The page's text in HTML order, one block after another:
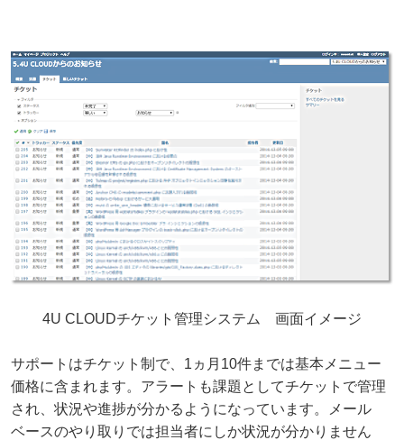
4U CLOUDチケット管理システム 画面イメージ
サポートはチケット制で、1ヵ月10件までは基本メニュー
価格に含まれます。アラートも課題としてチケットで管理
され、状況や進捗が分かるようになっています。メール
ベースのやり取りでは担当者にしか状況が分かりません